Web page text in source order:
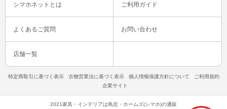
シマホネットとは ご利用ガイド
よくあるご質問 お問い合わせ
店舗一覧
特定商取引に基づく表示 古物営業法に基づく表示 個人情報保護方針について
ご利用規約
企業サイト
2021家具・インテリアは島忠・ホームズ(シマホ)の通販